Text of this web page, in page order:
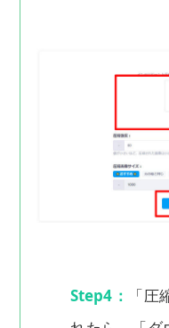
Step4：
「